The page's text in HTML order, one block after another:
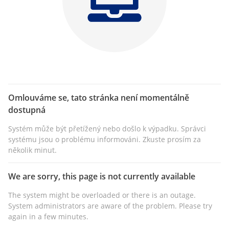
Omlouváme se, tato stránka není momentálně
dostupná
Systém může být přetížený nebo došlo k výpadku. Správci
systému jsou o problému informováni. Zkuste prosím za
několik minut.
We are sorry, this page is not currently available
The system might be overloaded or there is an outage.
System administrators are aware of the problem. Please try
again in a few minutes.